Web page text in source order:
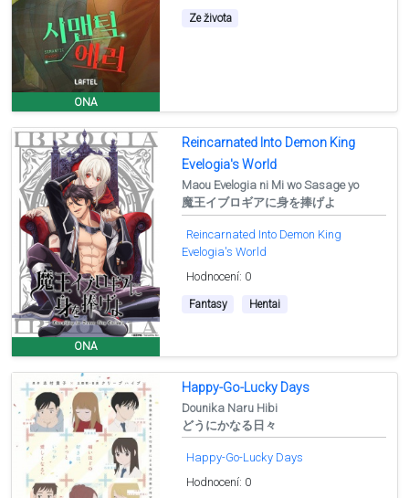
ONA
Ze života
ONA
Reincarnated Into Demon King
Evelogia's World
Maou Evelogia ni Mi wo Sasage yo
魔王イブロギアに身を捧げよ
Reincarnated Into Demon King
Evelogia's World
Hodnocení: 0
Fantasy Hentai
Happy-Go-Lucky Days
Dounika Naru Hibi
どうにかなる日々
Happy-Go-Lucky Days
Hodnocení: 0